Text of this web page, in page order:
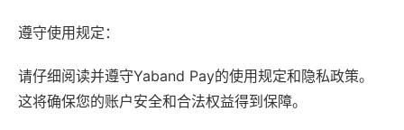
遵守使用规定：
请仔细阅读并遵守Yaband Pay的使用规定和隐私政策。
这将确保您的账户安全和合法权益得到保障。